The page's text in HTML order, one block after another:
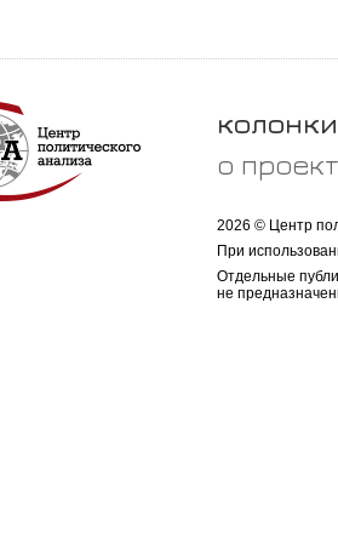
колонки
о
2026 © Центр
При
Отдельные
не